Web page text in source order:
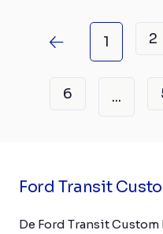
1 2
6 ...
Ford Transit
De Ford Transit